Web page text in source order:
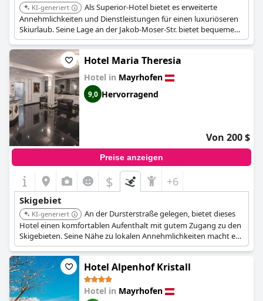
KI-generiert
Als Superior-Hotel bietet es erweiterte
Annehmlichkeiten und Dienstleistungen für einen luxuriöseren
Skiurlaub. Seine Lage an der Jakob-Moser-Str. bietet bequemen
Zugang zu den Skiliften und anderen Attraktionen.
Hotel Maria Theresia
Hotel in Mayrhofen
9,0 Hervorragend
Von 200 $
Preise anzeigen
$ +6
Skigebiet
KI-generiert
An der Dursterstraße gelegen, bietet dieses
Hotel einen komfortablen Aufenthalt mit gutem Zugang zu den
Skigebieten. Seine Nähe zu lokalen Annehmlichkeiten macht es
zu einer bequemen Wahl für Skifahrer.
Hotel Alpenhof Kristall
Hotel in Mayrhofen